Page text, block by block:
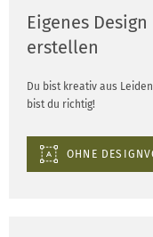
Eigenes Design
erstellen
Du bist kreativ aus
bist du richtig!
OHNE